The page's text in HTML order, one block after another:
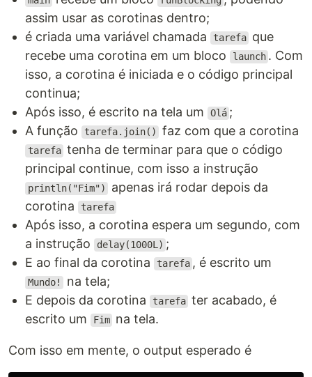
assim usar as corotinas dentro;
é criada uma variável chamada
tarefa que
recebe uma corotina em um bloco
launch . Com
isso, a corotina é iniciada e o código principal
continua;
Após isso, é escrito na tela um
Olá ;
A função
tarefa.join() faz com que a corotina
tarefa tenha de terminar para que o código
principal continue, com isso a instrução
println("Fim")
apenas irá rodar depois da
corotina
tarefa
Após isso, a corotina espera um segundo, com
a instrução
delay(1000L) ;
E ao final da corotina
tarefa , é escrito um
Mundo!
na tela;
E depois da corotina
tarefa ter acabado, é
escrito um
Fim na tela.
Com isso em mente, o output esperado é